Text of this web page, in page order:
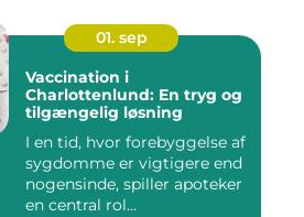
01. sep
Vaccination i
Charlottenlund: En tryg og
tilgængelig løsning
I en tid, hvor forebyggelse af
sygdomme er vigtigere end
nogensinde, spiller apoteker
en central rol...